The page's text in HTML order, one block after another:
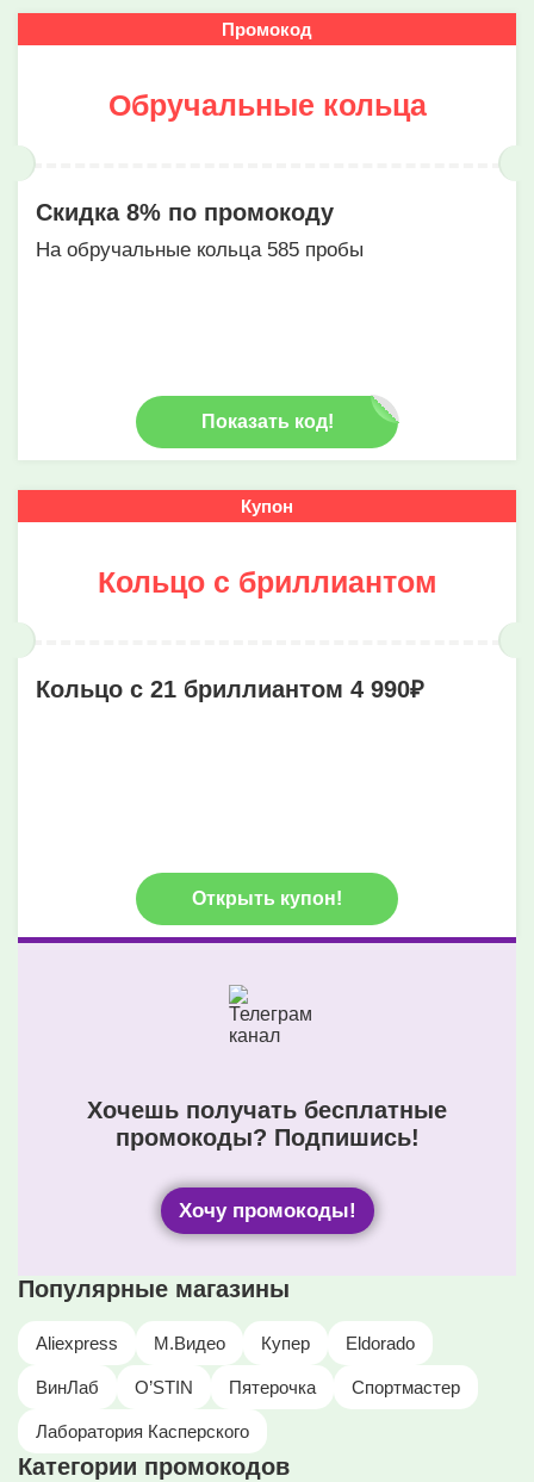
Промокод
Обручальные кольца
Скидка 8% по промокоду
На обручальные кольца 585 пробы
Показать код!
Купон
Кольцо с бриллиантом
Кольцо с 21 бриллиантом 4 990₽
Открыть купон!
Хочешь получать бесплатные
промокоды? Подпишись!
Хочу промокоды!
Популярные магазины
Aliexpress М.Видео Купер Eldorado
ВинЛаб O’STIN Пятерочка Спортмастер
Лаборатория Касперского
Категории промокодов